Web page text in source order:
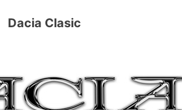
Dacia Clasic